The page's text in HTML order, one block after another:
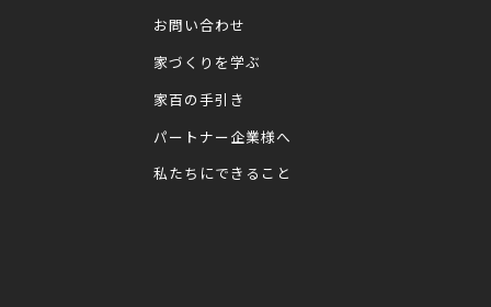
お問い合わせ
家づくりを学ぶ
家百の手引き
パートナー企業様へ
私たちにできること